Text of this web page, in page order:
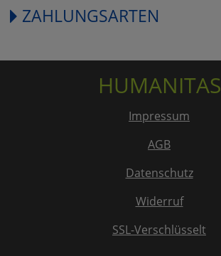
ZAHLUNGSARTEN
HUMANITAS
Impressum
AGB
Datenschutz
Widerruf
SSL-Verschlüsselt